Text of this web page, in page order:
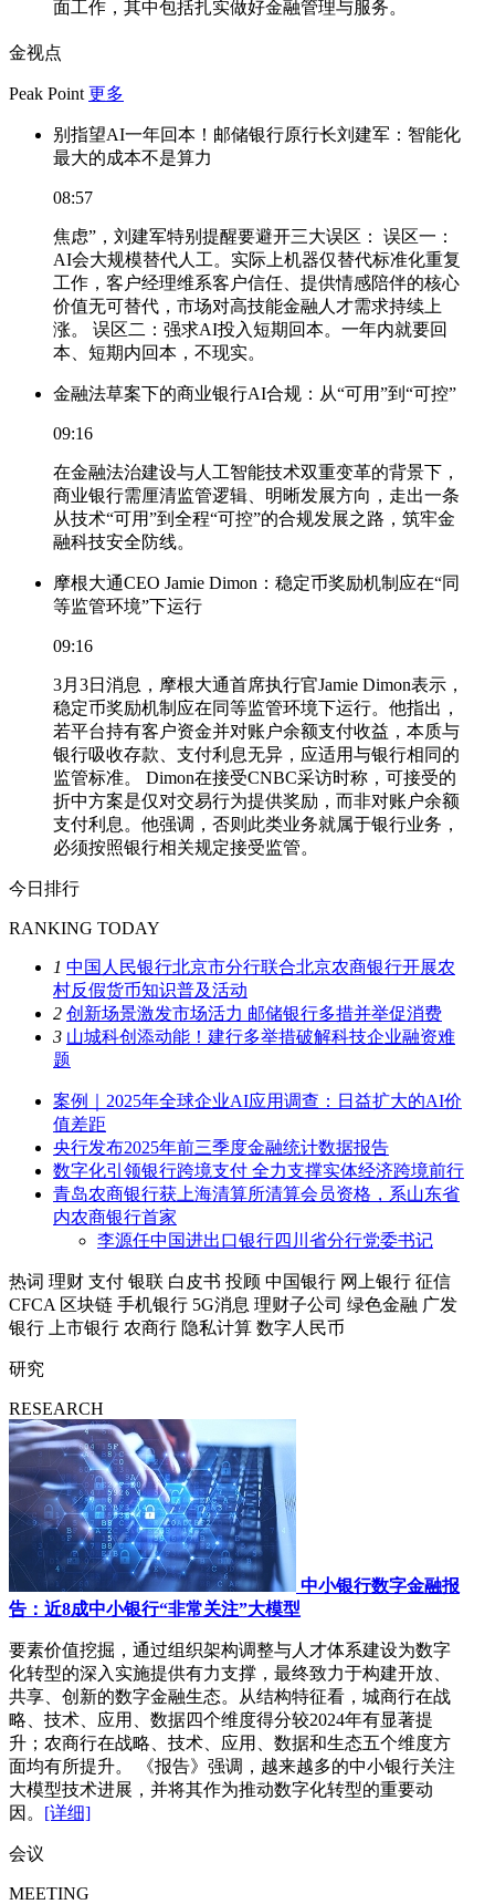
面工作，其中包括扎实做好金融管理与服务。
金视点
Peak Point 更多
别指望AI一年回本！邮储银行原行长刘建军：智能化
最大的成本不是算力
08:57
焦虑”，刘建军特别提醒要避开三大误区： 误区一：
AI会大规模替代人工。实际上机器仅替代标准化重复
工作，客户经理维系客户信任、提供情感陪伴的核心
价值无可替代，市场对高技能金融人才需求持续上
涨。 误区二：强求AI投入短期回本。一年内就要回
本、短期内回本，不现实。
金融法草案下的商业银行AI合规：从“可用”到“可控”
09:16
在金融法治建设与人工智能技术双重变革的背景下，
商业银行需厘清监管逻辑、明晰发展方向，走出一条
从技术“可用”到全程“可控”的合规发展之路，筑牢金
融科技安全防线。
摩根大通CEO Jamie Dimon：稳定币奖励机制应在“同
等监管环境”下运行
09:16
3月3日消息，摩根大通首席执行官Jamie Dimon表示，
稳定币奖励机制应在同等监管环境下运行。他指出，
若平台持有客户资金并对账户余额支付收益，本质与
银行吸收存款、支付利息无异，应适用与银行相同的
监管标准。 Dimon在接受CNBC采访时称，可接受的
折中方案是仅对交易行为提供奖励，而非对账户余额
支付利息。他强调，否则此类业务就属于银行业务，
必须按照银行相关规定接受监管。
今日排行
RANKING TODAY
1 中国人民银行北京市分行联合北京农商银行开展农
村反假货币知识普及活动
2 创新场景激发市场活力 邮储银行多措并举促消费
3 山城科创添动能！建行多举措破解科技企业融资难
题
案例｜2025年全球企业AI应用调查：日益扩大的AI价
值差距
央行发布2025年前三季度金融统计数据报告
数字化引领银行跨境支付 全力支撑实体经济跨境前行
青岛农商银行获上海清算所清算会员资格，系山东省
内农商银行首家
李源任中国进出口银行四川省分行党委书记
热词 理财 支付 银联 白皮书 投顾 中国银行 网上银行 征信
CFCA 区块链 手机银行 5G消息 理财子公司 绿色金融 广发
银行
上市银行 农商行 隐私计算 数字人民币
研究
RESEARCH
中小银行数字金融报
告：近8成中小银行“非常关注”大模型
要素价值挖掘，通过组织架构调整与人才体系建设为数字
化转型的深入实施提供有力支撑，最终致力于构建开放、
共享、创新的数字金融生态。从结构特征看，城商行在战
略、技术、应用、数据四个维度得分较2024年有显著提
升；农商行在战略、技术、应用、数据和生态五个维度方
面均有所提升。 《报告》强调，越来越多的中小银行关注
大模型技术进展，并将其作为推动数字化转型的重要动
因。 [详细]
会议
MEETING